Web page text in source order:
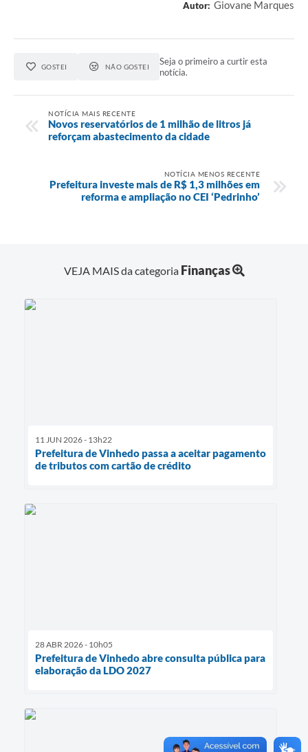
Autor: Giovane Marques
GOSTEI NÃO GOSTEI
Seja o primeiro a curtir esta
notícia.
NOTÍCIA MAIS RECENTE
Novos reservatórios de 1 milhão de litros já
reforçam abastecimento da cidade
NOTÍCIA MENOS RECENTE
Prefeitura investe mais de R$ 1,3 milhões em
reforma e ampliação no CEI ‘Pedrinho’
VEJA MAIS da categoria Finanças
11 JUN 2026 - 13h22
Prefeitura de Vinhedo passa a aceitar pagamento
de tributos com cartão de crédito
28 ABR 2026 - 10h05
Prefeitura de Vinhedo abre consulta pública para
elaboração da LDO 2027